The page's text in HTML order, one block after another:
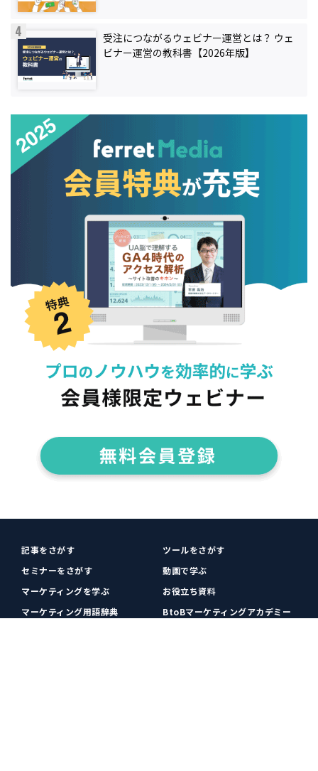
受注につながるウェビナー運営とは？ ウェ
ビナー運営の教科書【2026年版】
記事をさがす
ツールをさがす
セミナーをさがす
動画で学ぶ
マーケティングを学ぶ
お役立ち資料
マーケティング用語辞典
BtoBマーケティングアカデミー